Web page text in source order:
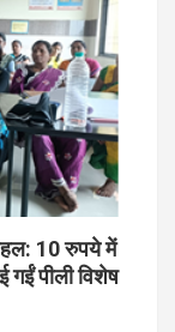
10 रुपये में
गईं पीली विशेष